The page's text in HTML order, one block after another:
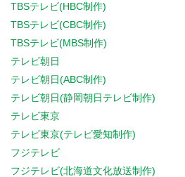
TBSテレビ(HBC制作)
TBSテレビ(CBC制作)
TBSテレビ(MBS制作)
テレビ朝日
テレビ朝日(ABC制作)
テレビ朝日(静岡朝日テレビ制作)
テレビ東京
テレビ東京(テレビ愛知制作)
フジテレビ
フジテレビ(北海道文化放送制作)